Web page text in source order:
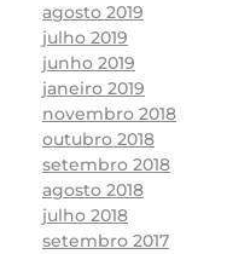
agosto 2019
julho 2019
junho 2019
janeiro 2019
novembro 2018
outubro 2018
setembro 2018
agosto 2018
julho 2018
setembro 2017